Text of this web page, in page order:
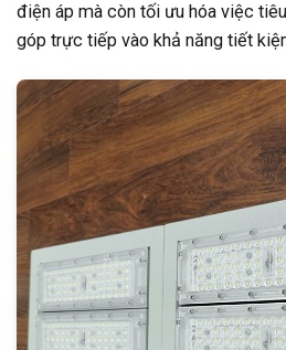
điện áp mà còn tối ưu hóa việc
góp trực tiếp vào khả năng tiết